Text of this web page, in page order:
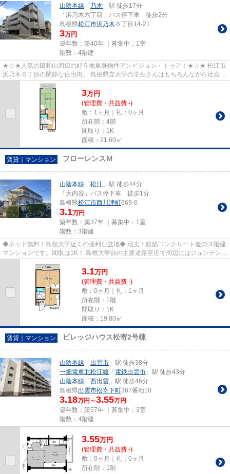
山陰本線 「 乃木 」駅 徒歩17分
「浜乃木六丁目」バス停下車 徒歩2分
島根県松江市浜乃木 ６丁目14-21
3万円
築年数：築40年 ｜募集中： 1室
階数：4階建
★☆★人気の田和山周辺の好立地単身物件アンビジョン・トゥア！★☆★ 松江市
浜乃木６丁目の閑静な住宅街。 島根県立大学の学生さんはもちろんながら社会人
の方も必見の物件です。 お家賃は...
3万円
(管理費・共益費 -)
敷：1ヶ月｜礼：0ヶ月
所在階：4階
間取り：1K
面積：21.60㎡
賃貸｜マンション フローレンスＭ
山陰本線 「 松江 」駅 徒歩44分
「大内谷」バス停下車 徒歩1分
島根県松江市西川津町669-6
3.1万円
築年数：築37年 ｜募集中： 1室
階数：3階建
◆ネット無料！島根大学近くの便利な立地◆ 頑丈！鉄筋コンクリート造の３階建
マンションです。間取は1K！ 島根大学前の主要道路至近で周辺にはジュンテンド
3.1万円
(管理費・共益費 -)
敷：0ヶ月｜礼：1ヶ月
所在階：1階
間取り：1K
面積：19.80㎡
賃貸｜マンション ビレッジハウス松寄2号棟
山陰本線 「 出雲市 」駅 徒歩38分
一畑電車北松江線 「 電鉄出雲市 」駅 徒歩43分
山陰本線 「 西出雲 」駅 徒歩46分
島根県出雲市松寄下町367番地10
3.18万円～3.55万円
築年数：築57年 ｜募集中： 3室
階数：4階建
3.55万円
(管理費・共益費 -)
敷：0ヶ月｜礼：0ヶ月
所在階：1階